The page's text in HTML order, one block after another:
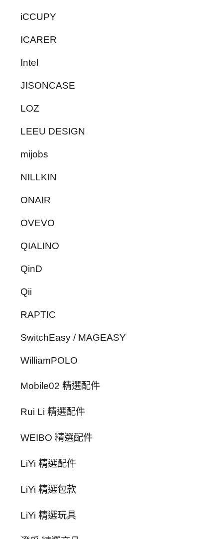
iCCUPY
ICARER
Intel
JISONCASE
LOZ
LEEU DESIGN
mijobs
NILLKIN
ONAIR
OVEVO
QIALINO
QinD
Qii
RAPTIC
SwitchEasy / MAGEASY
WilliamPOLO
Mobile02 精選配件
Rui Li 精選配件
WEIBO 精選配件
LiYi 精選配件
LiYi 精選包款
LiYi 精選玩具